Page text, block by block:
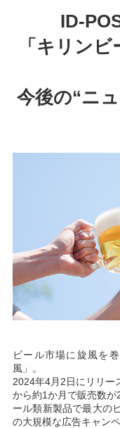
ID-
「キリン
今後の“ニ
ビール市場に旋風を
風」。
2024年4月2日にリリー
から約1か月で販売数
ール類新製品で最大の
の大規模な広告キャン